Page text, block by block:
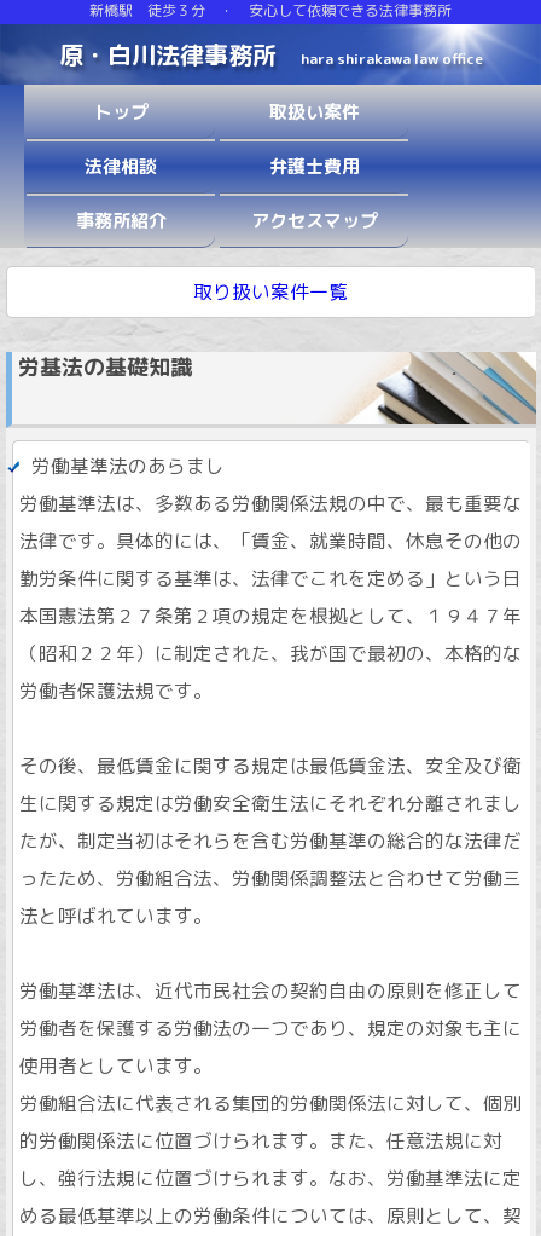
新橋駅 徒歩３分 ・ 安心して依頼できる法律事務所
原・白川法律事務所 hara shirakawa law office
トップ 取扱い案件
法律相談 弁護士費用
事務所紹介 アクセスマップ
取り扱い案件一覧
労基法の基礎知識
労働基準法のあらまし
労働基準法は、多数ある労働関係法規の中で、最も重要な
法律です。具体的には、「賃金、就業時間、休息その他の
勤労条件に関する基準は、法律でこれを定める」という日
本国憲法第２７条第２項の規定を根拠として、１９４７年
（昭和２２年）に制定された、我が国で最初の、本格的な
労働者保護法規です。
その後、最低賃金に関する規定は最低賃金法、安全及び衛
生に関する規定は労働安全衛生法にそれぞれ分離されまし
たが、制定当初はそれらを含む労働基準の総合的な法律だ
ったため、労働組合法、労働関係調整法と合わせて労働三
法と呼ばれています。
労働基準法は、近代市民社会の契約自由の原則を修正して
労働者を保護する労働法の一つであり、規定の対象も主に
使用者としています。
労働組合法に代表される集団的労働関係法に対して、個別
的労働関係法に位置づけられます。また、任意法規に対
し、強行法規に位置づけられます。なお、労働基準法に定
める最低基準以上の労働条件については、原則として、契